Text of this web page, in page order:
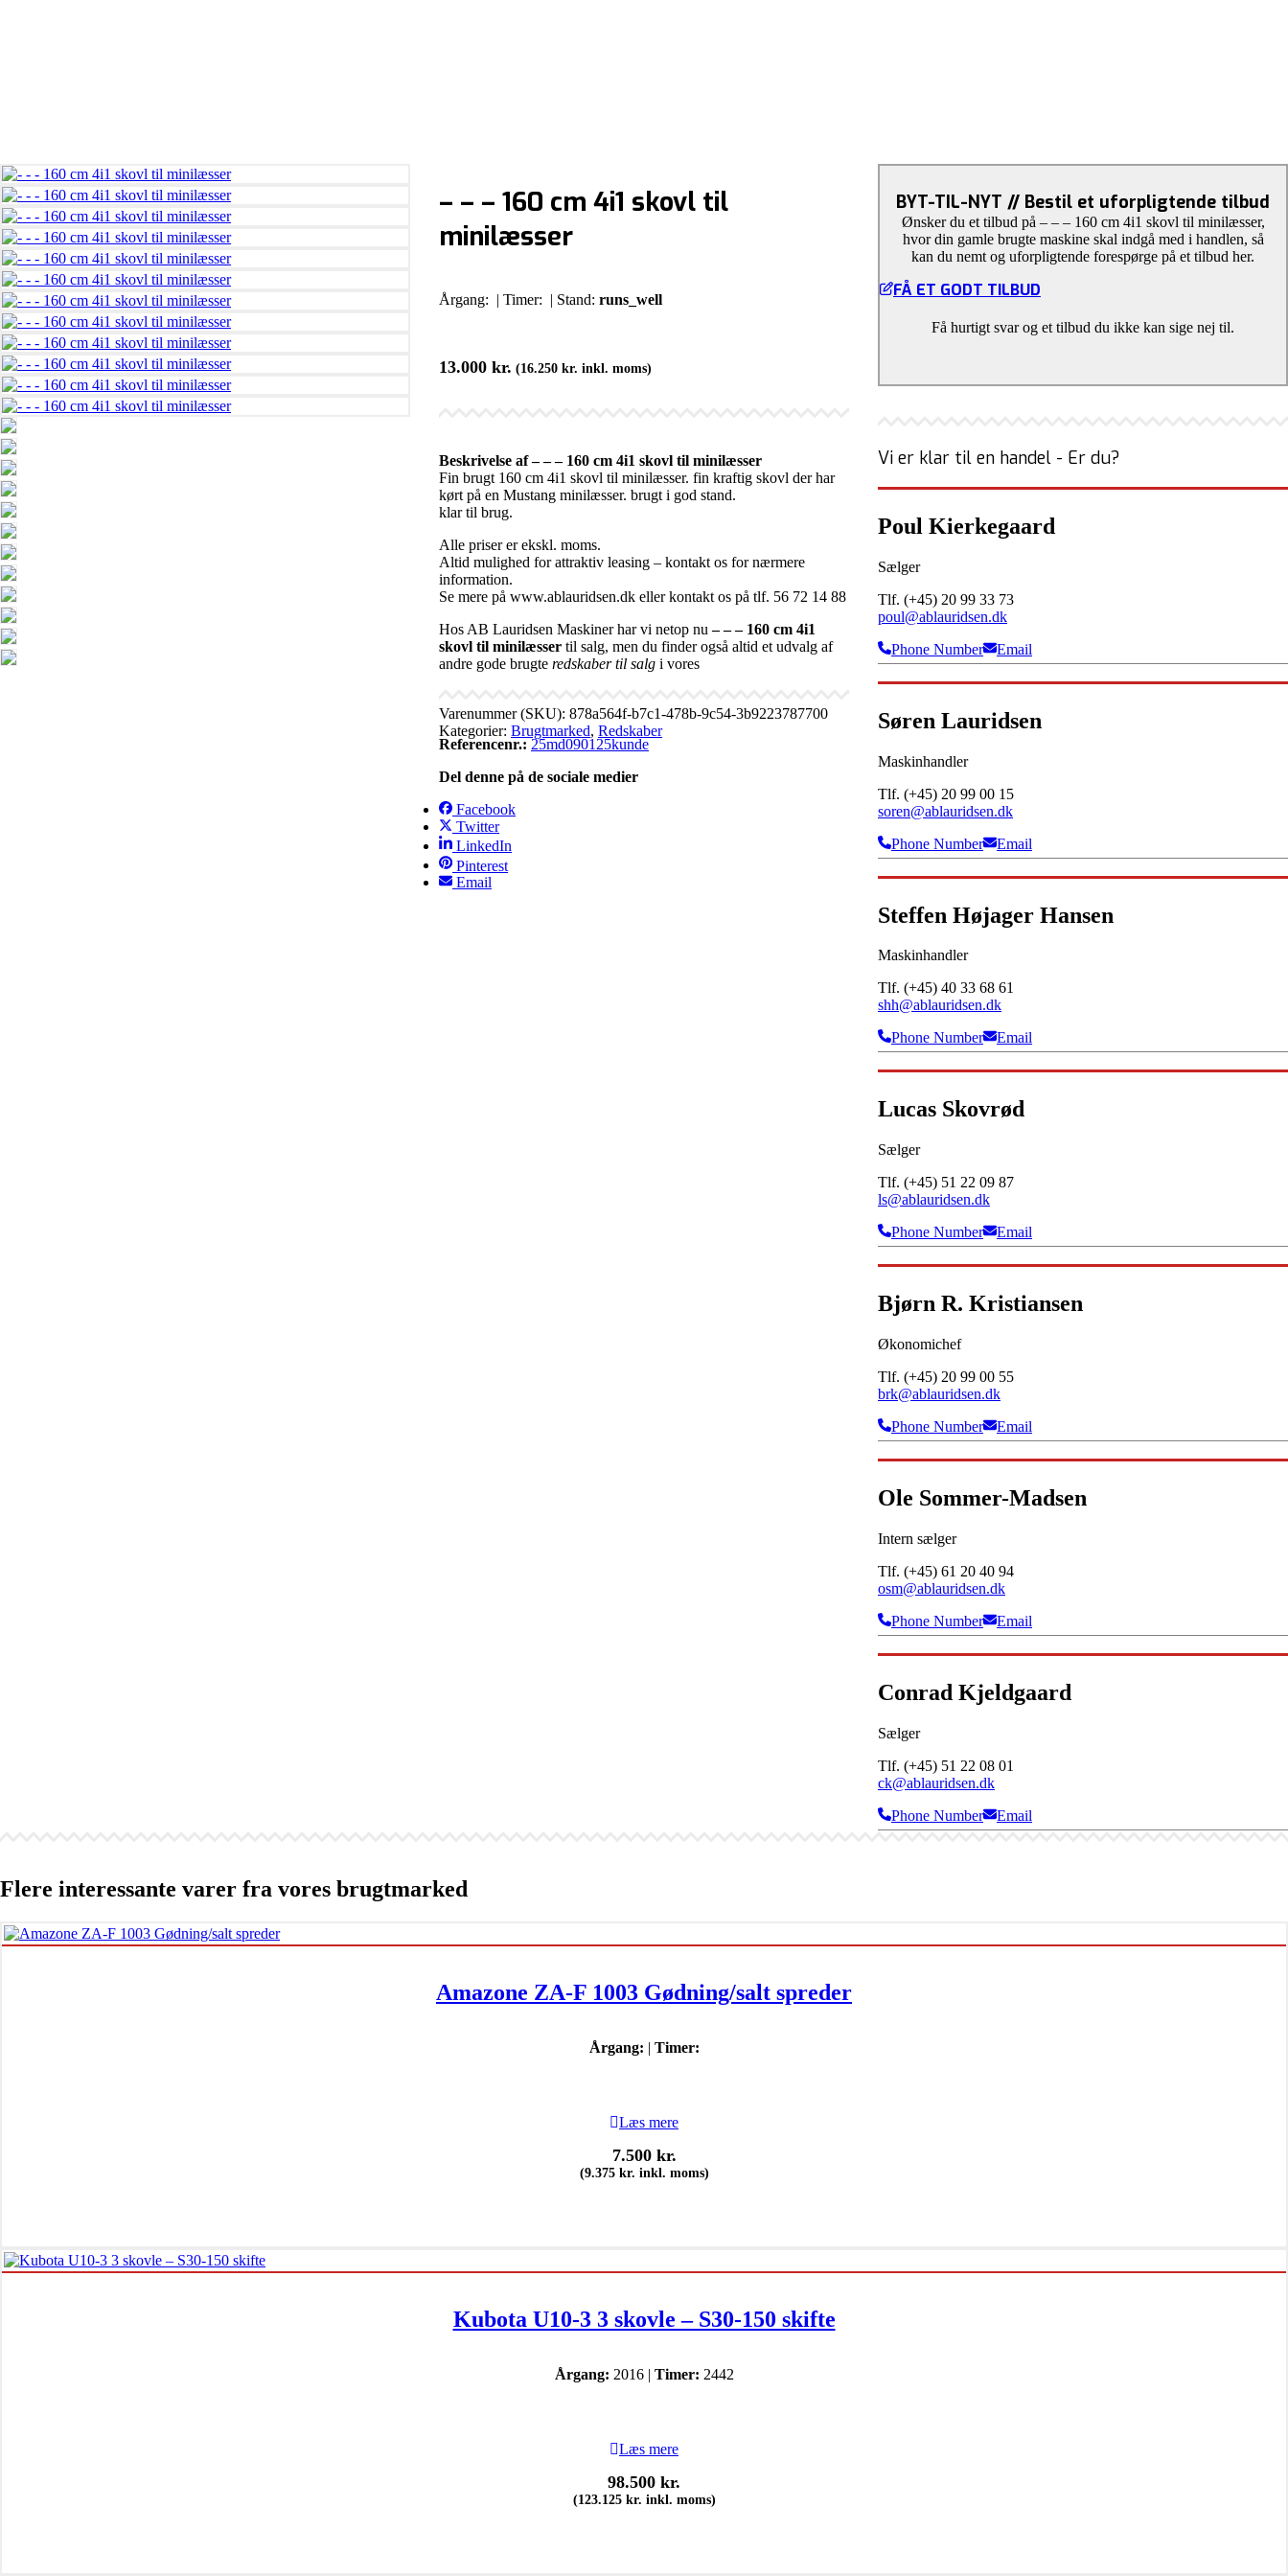
– – – 160 cm 4i1 skovl til
minilæsser
Årgang: | Timer: | Stand: runs_well
13.000 kr. (16.250 kr. inkl. moms)
Beskrivelse af – – – 160 cm 4i1 skovl til minilæsser
Fin brugt 160 cm 4i1 skovl til minilæsser. fin kraftig skovl der har
kørt på en Mustang minilæsser. brugt i god stand.
klar til brug.
Alle priser er ekskl. moms.
Altid mulighed for attraktiv leasing – kontakt os for nærmere
information.
Se mere på www.ablauridsen.dk eller kontakt os på tlf. 56 72 14 88
Hos AB Lauridsen Maskiner har vi netop nu– – – 160 cm 4i1
skovl til minilæsser til salg, men du finder også altid et udvalg af
andre gode brugte redskaber til salg i vores
Varenummer (SKU): 878a564f-b7c1-478b-9c54-3b9223787700
Kategorier: Brugtmarked, Redskaber
Referencenr.: 25md090125kunde
Del denne på de sociale medier
Facebook
Twitter
LinkedIn
Pinterest
Email
BYT-TIL-NYT // Bestil et uforpligtende tilbud
Ønsker du et tilbud på – – – 160 cm 4i1 skovl til minilæsser,
hvor din gamle brugte maskine skal indgå med i handlen, så
kan du nemt og uforpligtende forespørge på et tilbud her.
FÅ ET GODT TILBUD
Få hurtigt svar og et tilbud du ikke kan sige nej til.
Vi er klar til en handel - Er du?
Poul Kierkegaard
Sælger
Tlf. (+45) 20 99 33 73
poul@ablauridsen.dk
Phone Number
Email
Søren Lauridsen
Maskinhandler
Tlf. (+45) 20 99 00 15
soren@ablauridsen.dk
Phone Number
Email
Steffen Højager Hansen
Maskinhandler
Tlf. (+45) 40 33 68 61
shh@ablauridsen.dk
Phone Number
Email
Lucas Skovrød
Sælger
Tlf. (+45) 51 22 09 87
ls@ablauridsen.dk
Phone Number
Email
Bjørn R. Kristiansen
Økonomichef
Tlf. (+45) 20 99 00 55
brk@ablauridsen.dk
Phone Number
Email
Ole Sommer-Madsen
Intern sælger
Tlf. (+45) 61 20 40 94
osm@ablauridsen.dk
Phone Number
Email
Conrad Kjeldgaard
Sælger
Tlf. (+45) 51 22 08 01
ck@ablauridsen.dk
Phone Number
Email
Flere interessante varer fra vores brugtmarked
Amazone ZA-F 1003 Gødning/salt spreder
Årgang: | Timer:
Læs mere
7.500 kr.
(9.375 kr. inkl. moms)
Kubota U10-3 3 skovle – S30-150 skifte
Årgang: 2016 | Timer: 2442
Læs mere
98.500 kr.
(123.125 kr. inkl. moms)